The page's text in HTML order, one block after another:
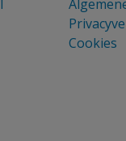
Cookies